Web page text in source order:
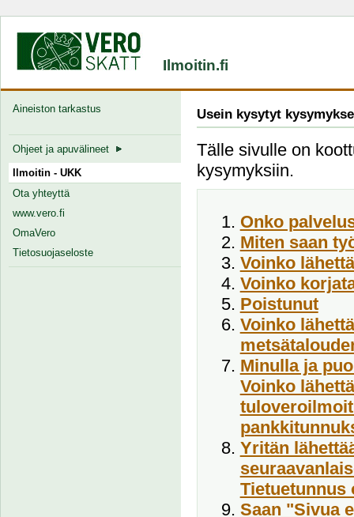
Ilmoitin.fi
Aineiston tarkastus
Ohjeet ja apuvälineet
Ilmoitin - UKK
Ota yhteyttä
www.vero.fi
OmaVero
Tietosuojaseloste
Usein kysytyt
Tälle sivulle on
kysymyksiin.
Onko
Miten saan
Voinko
Voinko
Poistunut
Voinko
Minulla ja
Voinko
Yritän
Saan "Sivua